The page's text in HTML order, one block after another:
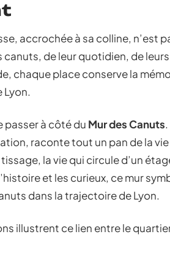
accrochée à sa colline, n’est
canuts, de leur quotidien, de
chaque place conserve la
Lyon.
passer à côté du Mur des Canuts
raconte tout un pan de la
la vie qui circule d’un
et les curieux, ce mur
dans la trajectoire de Lyon.
illustrent ce lien entre le